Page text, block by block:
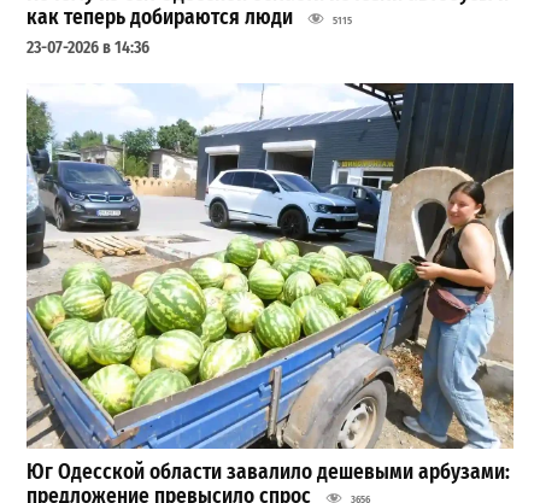
как теперь добираются люди
5115
23-07-2026 в 14:36
Юг Одесской области завалило дешевыми арбузами:
предложение превысило спрос
3656